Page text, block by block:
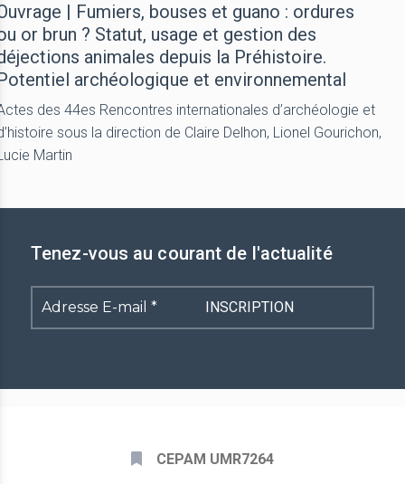
| Fumiers, bouses et guano : ordures
or brun ? Statut, usage et gestion des
animales depuis la Préhistoire.
archéologique et environnemental
des 44es Rencontres internationales d’archéologie et
sous la direction de Claire Delhon, Lionel Gourichon,
Martin
Tenez-vous au courant de l'actualité
Adresse
E-
CEPAM UMR7264